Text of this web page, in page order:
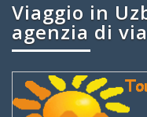
Viaggio in
agenzia di